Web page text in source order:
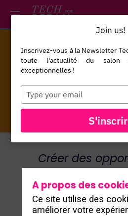
RSE &
Créer des
A propos des
Ce site utilise des
améliorer votre
Join us!
Inscrivez-vous à la Newsletter
toute l'actualité du salon
exceptionnelles !
Type
your
email